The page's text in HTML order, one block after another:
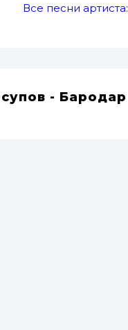
Все песни артиста:
- Бародар